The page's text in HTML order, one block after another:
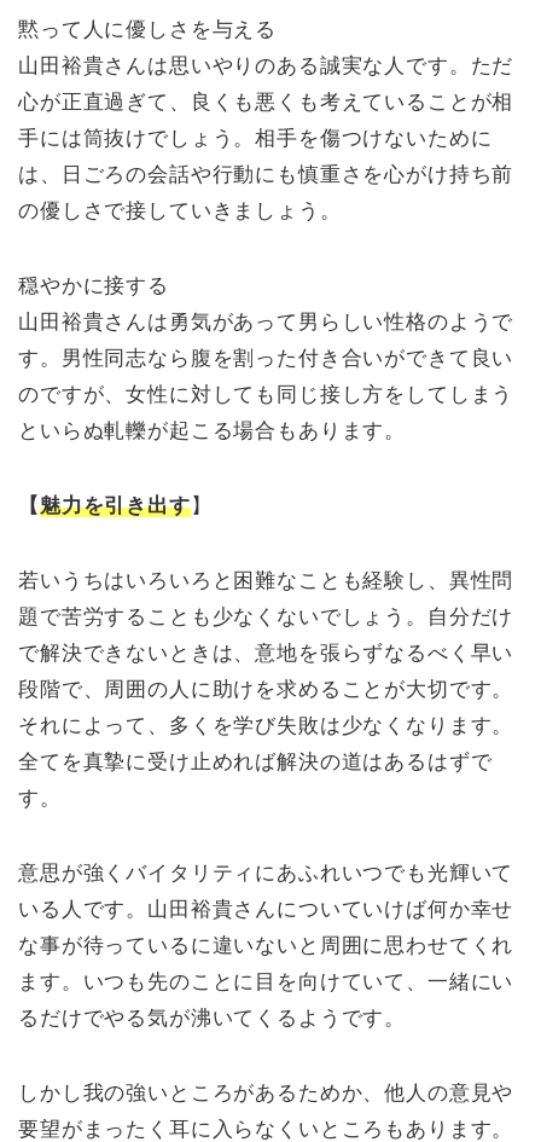
黙って人に優しさを与える
山田裕貴さんは思いやりのある誠実な人です。ただ
心が正直過ぎて、良くも悪くも考えていることが相
手には筒抜けでしょう。相手を傷つけないために
は、日ごろの会話や行動にも慎重さを心がけ持ち前
の優しさで接していきましょう。
穏やかに接する
山田裕貴さんは勇気があって男らしい性格のようで
す。男性同志なら腹を割った付き合いができて良い
のですが、女性に対しても同じ接し方をしてしまう
といらぬ軋轢が起こる場合もあります。
【魅力を引き出す】
若いうちはいろいろと困難なことも経験し、異性問
題で苦労することも少なくないでしょう。自分だけ
で解決できないときは、意地を張らずなるべく早い
段階で、周囲の人に助けを求めることが大切です。
それによって、多くを学び失敗は少なくなります。
全てを真摯に受け止めれば解決の道はあるはずで
す。
意思が強くバイタリティにあふれいつでも光輝いて
いる人です。山田裕貴さんについていけば何か幸せ
な事が待っているに違いないと周囲に思わせてくれ
ます。いつも先のことに目を向けていて、一緒にい
るだけでやる気が沸いてくるようです。
しかし我の強いところがあるためか、他人の意見や
要望がまったく耳に入らなくいところもあります。